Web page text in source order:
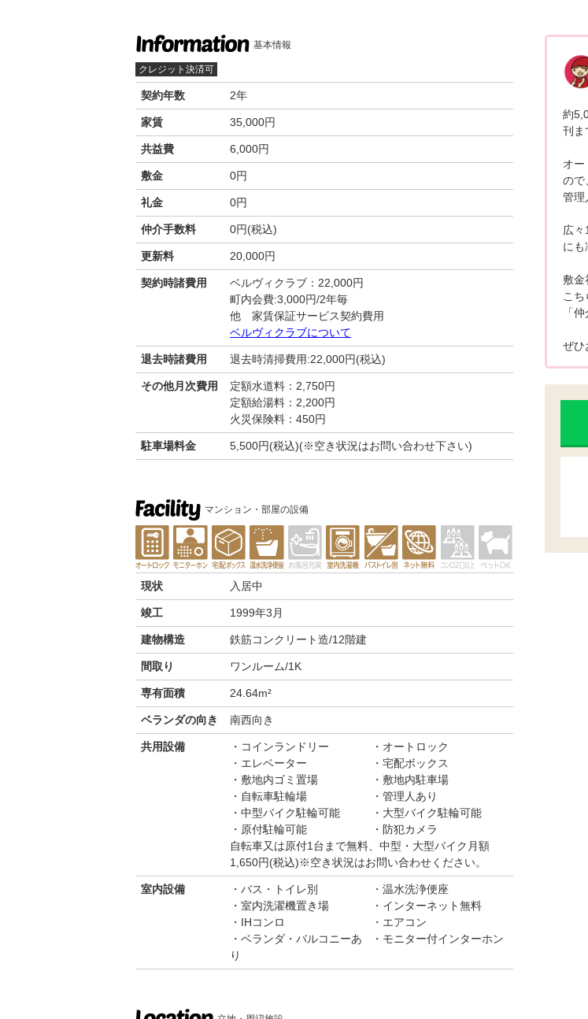
基本情報
クレジット決済可
契約年数 2年
家賃 35,000円
共益費 6,000円
敷金 0円
礼金 0円
仲介手数料 0円(税込)
更新料 20,000円
契約時諸費用
ベルヴィクラブ：22,000円
町内会費:3,000円/2年毎
他 家賃保証サービス契約費用
ベルヴィクラブについて
退去時諸費用 退去時清掃費用:22,000円(税込)
その他月次費用
定額水道料：2,750円
定額給湯料：2,200円
火災保険料：450円
駐車場料金 5,500円(税込)(※空き状況はお問い合わせ下さい)
マンション・部屋の設備
現状 入居中
竣工 1999年3月
建物構造 鉄筋コンクリート造/12階建
間取り ワンルーム/1K
専有面積 24.64m²
ベランダの向き 南西向き
共用設備 コインランドリー
オートロック
エレベーター
宅配ボックス
敷地内ゴミ置場
敷地内駐車場
自転車駐輪場
管理人あり
中型バイク駐輪可能
大型バイク駐輪可能
原付駐輪可能
防犯カメラ
自転車又は原付1台まで無料、中型・大型バイク月額
1,650円(税込)※空き状況はお問い合わせください。
室内設備 バス・トイレ別
温水洗浄便座
室内洗濯機置き場
インターネット無料
IHコンロ
エアコン
ベランダ・バルコニーあ
り
モニター付インターホン
約
刊ま
オー
ので
管理
広々
にも
敷金
こ
「
ぜひ